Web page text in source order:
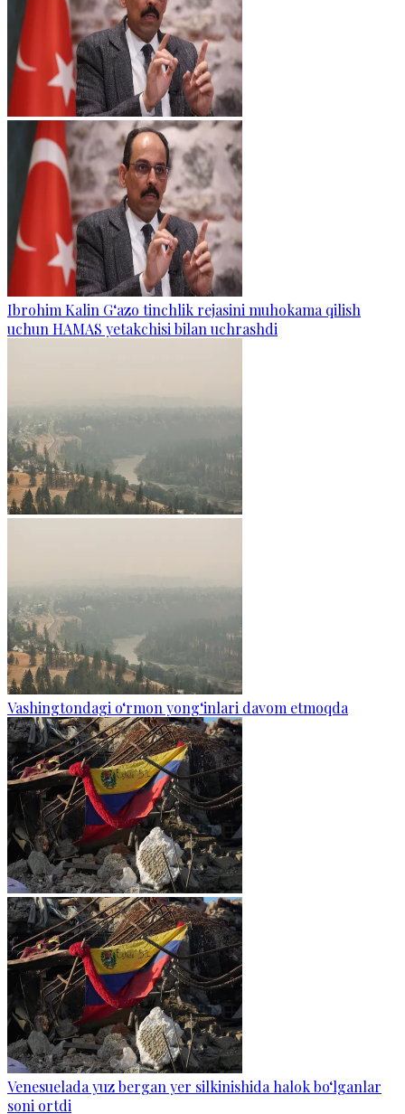
Ibrohim Kalin G‘azo tinchlik rejasini muhokama qilish
uchun HAMAS yetakchisi bilan uchrashdi
Vashingtondagi o‘rmon yong‘inlari davom etmoqda
Venesuelada yuz bergan yer silkinishida halok bo‘lganlar
soni ortdi